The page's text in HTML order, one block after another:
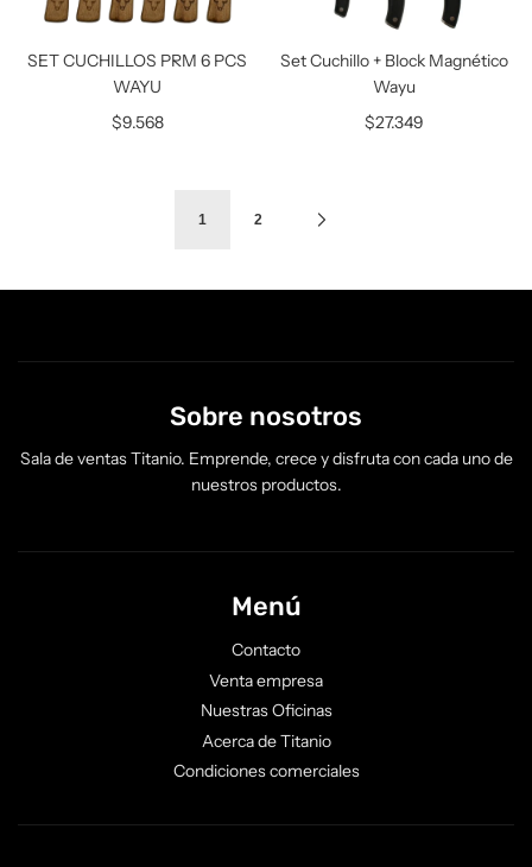
SET CUCHILLOS PRM 6 PCS
WAYU
$9.568
Set Cuchillo + Block Magnético
Wayu
$27.349
1 2
Sobre nosotros
Sala de ventas Titanio. Emprende, crece y disfruta con cada uno de
nuestros productos.
Menú
Contacto
Venta empresa
Nuestras Oficinas
Acerca de Titanio
Condiciones comerciales